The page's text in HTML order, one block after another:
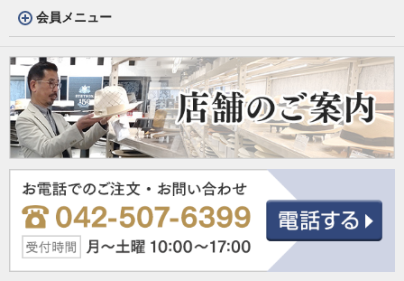
会員メニュー